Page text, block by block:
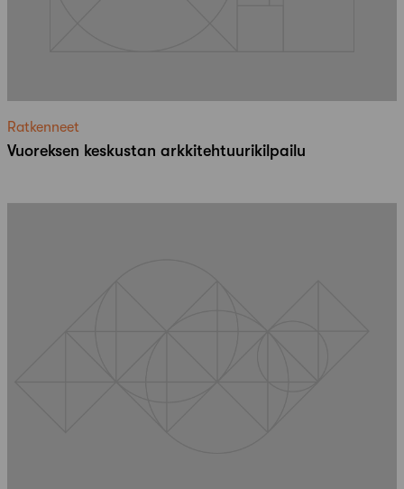
Ratkenneet
Vuoreksen keskustan arkkitehtuurikilpailu